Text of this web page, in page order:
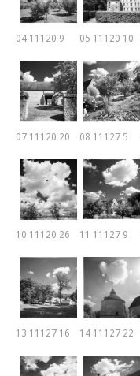
04 11120 9 05 11120 10
07 11120 20 08 11127 5
10 11120 26 11 11127 9
13 11127 16 14 11127 22